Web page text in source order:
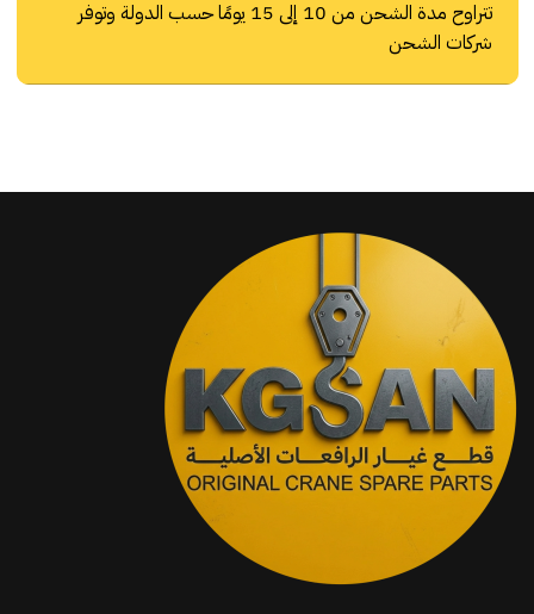
تتراوح مدة الشحن من 10 إلى 15 يومًا حسب الدولة وتوفر
شركات الشحن